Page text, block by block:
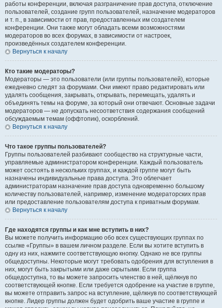
работы конференции, включая разграничение прав доступа, отключение
пользователей, создание групп пользователей, назначение модераторов
и т. п., в зависимости от прав, предоставленных им создателем
конференции. Они также могут обладать всеми возможностями
модераторов во всех форумах, в зависимости от настроек,
произведённых создателем конференции.
Вернуться к началу
Кто такие модераторы?
Модераторы — это пользователи (или группы пользователей), которые
ежедневно следят за форумами. Они имеют право редактировать или
удалять сообщения, закрывать, открывать, перемещать, удалять и
объединять темы на форуме, за который они отвечают. Основные задачи
модераторов — не допускать несоответствия содержания сообщений
обсуждаемым темам (оффтопик), оскорблений.
Вернуться к началу
Что такое группы пользователей?
Группы пользователей разбивают сообщество на структурные части,
управляемые администратором конференции. Каждый пользователь
может состоять в нескольких группах, и каждой группе могут быть
назначены индивидуальные права доступа. Это облегчает
администраторам назначение прав доступа одновременно большому
количеству пользователей, например, изменение модераторских прав
или предоставление пользователям доступа к приватным форумам.
Вернуться к началу
Где находятся группы и как мне вступить в них?
Вы можете получить информацию обо всех существующих группах по
ссылке «Группы» в вашем личном разделе. Если вы хотите вступить в
одну из них, нажмите соответствующую кнопку. Однако не все группы
общедоступны. Некоторые могут требовать одобрения для вступления в
них, могут быть закрытыми или даже скрытыми. Если группа
общедоступна, то вы можете запросить членство в ней, щёлкнув по
соответствующей кнопке. Если требуется одобрение на участие в группе,
вы можете отправить запрос на вступление, щёлкнув по соответствующей
кнопке. Лидер группы должен будет одобрить ваше участие в группе и